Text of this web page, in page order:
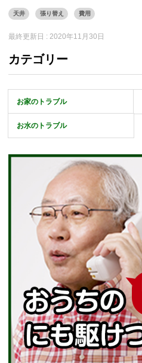
天井 張り替え 費用
最終更新日 : 2020年11月30日
カテゴリー
お家のトラブル
お水のトラブル